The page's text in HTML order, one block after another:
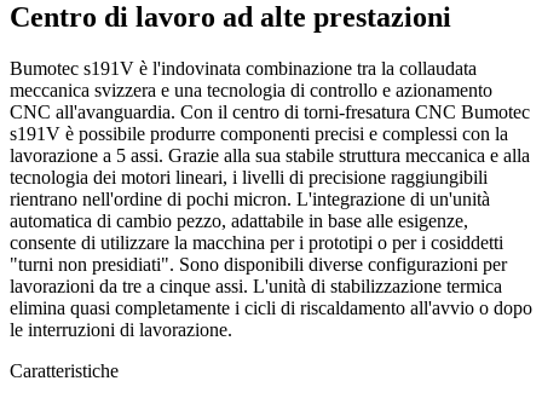
Centro di lavoro ad alte prestazioni
Bumotec s191V è l'indovinata combinazione tra la collaudata
meccanica svizzera e una tecnologia di controllo e azionamento
CNC all'avanguardia. Con il centro di torni-fresatura CNC Bumotec
s191V è possibile produrre componenti precisi e complessi con la
lavorazione a 5 assi. Grazie alla sua stabile struttura meccanica e alla
tecnologia dei motori lineari, i livelli di precisione raggiungibili
rientrano nell'ordine di pochi micron. L'integrazione di un'unità
automatica di cambio pezzo, adattabile in base alle esigenze,
consente di utilizzare la macchina per i prototipi o per i cosiddetti
"turni non presidiati". Sono disponibili diverse configurazioni per
lavorazioni da tre a cinque assi. L'unità di stabilizzazione termica
elimina quasi completamente i cicli di riscaldamento all'avvio o dopo
le interruzioni di lavorazione.
Caratteristiche